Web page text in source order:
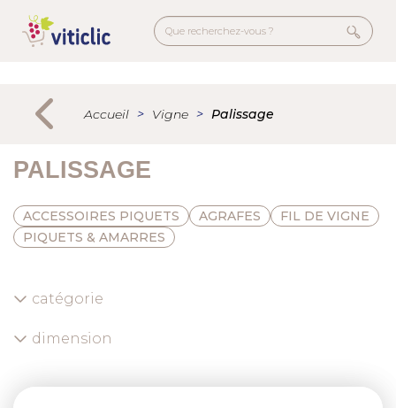
contenu
secondaire
Accueil Vigne Palissage
PALISSAGE
ACCESSOIRES PIQUETS AGRAFES
FIL DE VIGNE
PIQUETS & AMARRES
catégorie
dimension